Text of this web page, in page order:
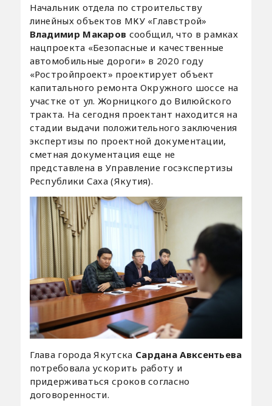
Начальник отдела по строительству
линейных объектов МКУ «Главстрой»
Владимир Макаров сообщил, что в рамках
нацпроекта «Безопасные и качественные
автомобильные дороги» в 2020 году
«Ростройпроект» проектирует объект
капитального ремонта Окружного шоссе на
участке от ул. Жорницкого до Вилюйского
тракта. На сегодня проектант находится на
стадии выдачи положительного заключения
экспертизы по проектной документации,
сметная документация еще не
представлена в Управление госэкспертизы
Республики Саха (Якутия).
Глава города Якутска Сардана Авксентьева
потребовала ускорить работу и
придерживаться сроков согласно
договоренности.